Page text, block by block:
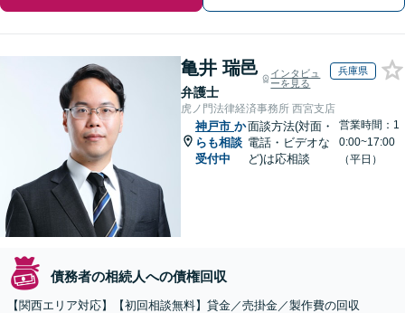
亀井 瑞邑
弁護士
インタビュ
ーを見る
兵庫県
虎ノ門法律経済事務所 西宮支店
神戸市 か
らも相談
受付中
面談方法(対面・
電話・ビデオな
ど)は応相談
営業時間：1
0:00~17:00
（平日）
債務者の相続人への債権回収
【関西エリア対応】【初回相談無料】貸金／売掛金／製作費の回収